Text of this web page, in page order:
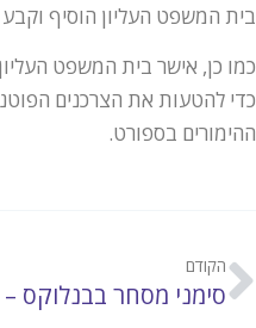
בית המשפט העליון הוסיף וקבע
כמו כן, אישר בית המשפט
כדי להטעות את הצרכנים
ההימורים בספורט.
הקודם